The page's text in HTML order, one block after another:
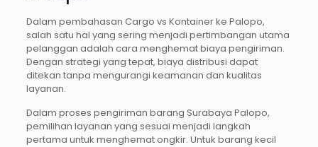
Dalam pembahasan Cargo vs Kontainer ke Palopo,
salah satu hal yang sering menjadi pertimbangan utama
pelanggan adalah cara menghemat biaya pengiriman.
Dengan strategi yang tepat, biaya distribusi dapat
ditekan tanpa mengurangi keamanan dan kualitas
layanan.
Dalam proses pengiriman barang Surabaya Palopo,
pemilihan layanan yang sesuai menjadi langkah
pertama untuk menghemat ongkir. Untuk barang kecil